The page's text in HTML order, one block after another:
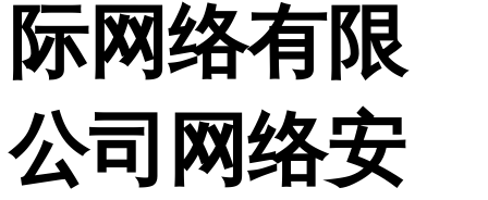
际网络有限
公司网络安